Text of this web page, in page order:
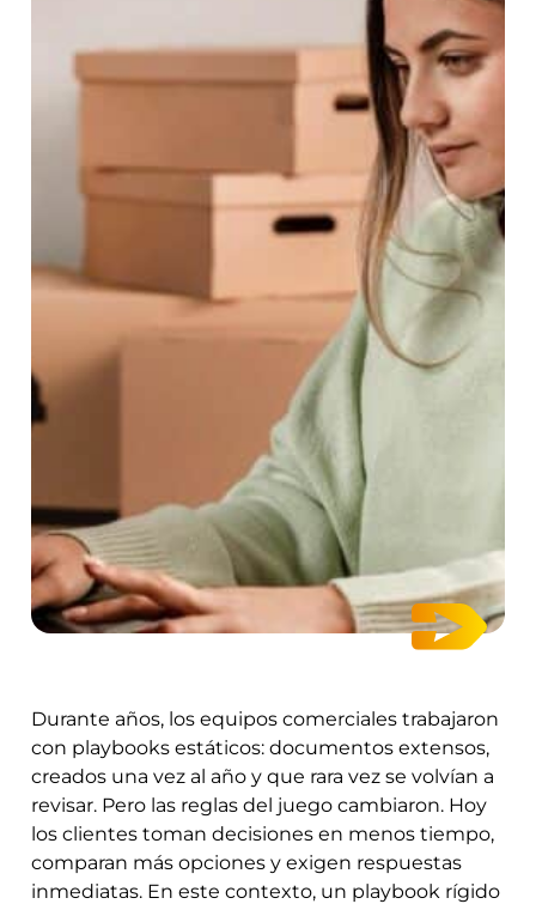
Durante años, los equipos comerciales trabajaron
con playbooks estáticos: documentos extensos,
creados una vez al año y que rara vez se volvían a
revisar. Pero las reglas del juego cambiaron. Hoy
los clientes toman decisiones en menos tiempo,
comparan más opciones y exigen respuestas
inmediatas. En este contexto, un playbook rígido